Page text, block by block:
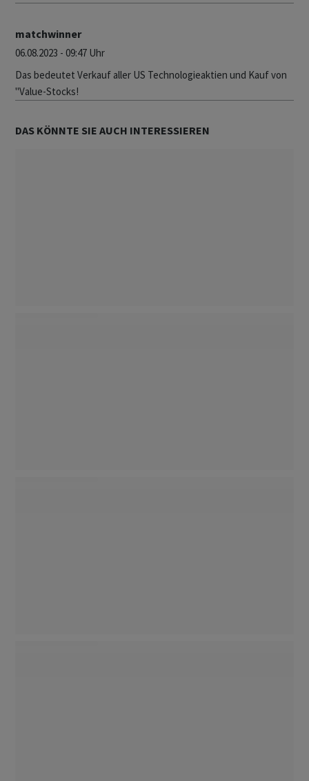
matchwinner
06.08.2023 - 09:47 Uhr
Das bedeutet Verkauf aller US Technologieaktien und Kauf von
"Value-Stocks!
DAS KÖNNTE SIE AUCH INTERESSIEREN